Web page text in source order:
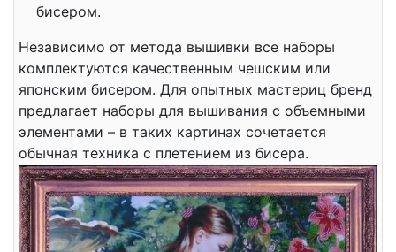
бисером.
Независимо от метода вышивки все наборы
комплектуются качественным чешским или
японским бисером. Для опытных мастериц бренд
предлагает наборы для вышивания с объемными
элементами – в таких картинах сочетается
обычная техника с плетением из бисера.